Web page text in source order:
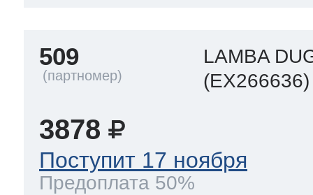
509
LAMBA
(EX266636)
3878
Поступит 17 ноября
Предоплата 50%